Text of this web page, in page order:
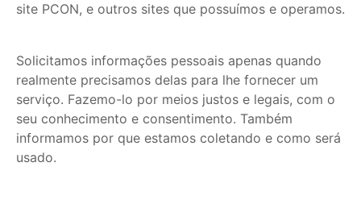
ESTRUTURA
CONTATO
FALE CONOSCO
site PCON, e outros sites que possuímos e operamos.
Solicitamos informações pessoais apenas quando
realmente precisamos delas para lhe fornecer um
serviço. Fazemo-lo por meios justos e legais, com o
seu conhecimento e consentimento. Também
informamos por que estamos coletando e como será
usado.